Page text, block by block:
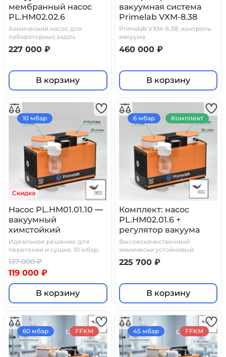
мембранный насос
PL.HM02.02.6
Химический насос для
лабораторных задач.
227 000 ₽
В корзину
вакуумная система
Primelab VXM-8.38
модульная
Primelab VXM-8.38: контроль
вакуума
460 000 ₽
В корзину
Скидка
Насос PL.HM01.01.10 —
вакуумный
химстойкий
мембранный
Идеальное решение для
перегонки и сушки. 10 мбар,
28 л/мин
137 000 ₽
119 000 ₽
В корзину
10 мбар
Комплект: насос
PL.HM02.01.6 +
регулятор вакуума
стеклянный сосуд
ловушка с
манометром
Высококачественный
химически устойчивый
комплект
225 700 ₽
В корзину
6 мбар Комплект
60 мбар FFKM 45 мбар FFKM